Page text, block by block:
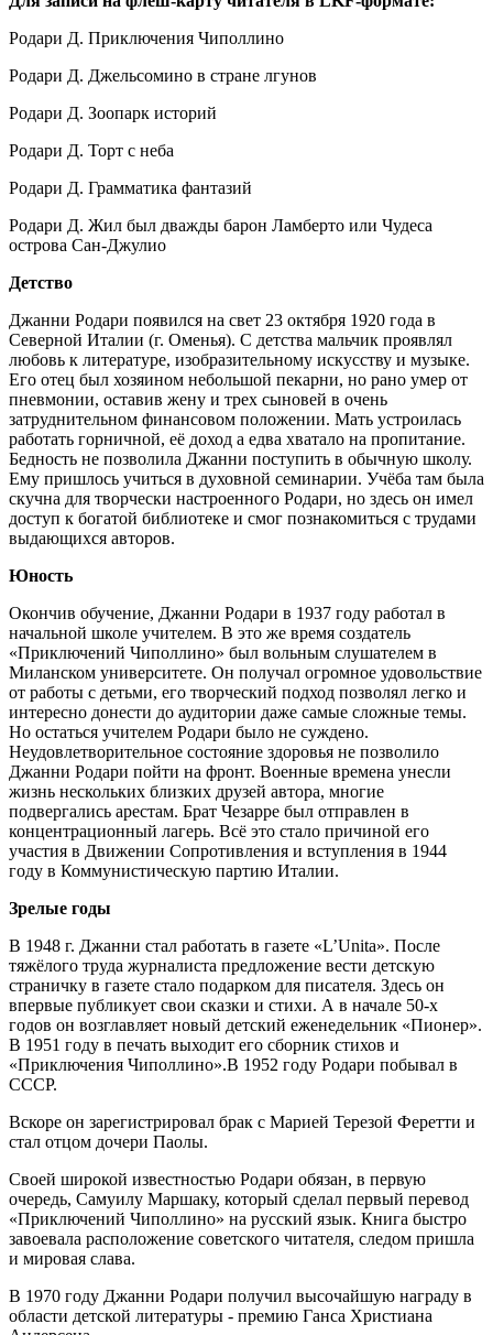
Родари Д. Приключения Чиполлино
Родари Д. Джельсомино в стране лгунов
Родари Д. Зоопарк историй
Родари Д. Торт с неба
Родари Д. Грамматика фантазий
Родари Д. Жил был дважды барон Ламберто или Чудеса
острова Сан-Джулио
Детство
Джанни Родари появился на свет 23 октября 1920 года в
Северной Италии (г. Оменья). С детства мальчик проявлял
любовь к литературе, изобразительному искусству и музыке.
Его отец был хозяином небольшой пекарни, но рано умер от
пневмонии, оставив жену и трех сыновей в очень
затруднительном финансовом положении. Мать устроилась
работать горничной, её доход а едва хватало на пропитание.
Бедность не позволила Джанни поступить в обычную школу.
Ему пришлось учиться в духовной семинарии. Учёба там была
скучна для творчески настроенного Родари, но здесь он имел
доступ к богатой библиотеке и смог познакомиться с трудами
выдающихся авторов.
Юность
Окончив обучение, Джанни Родари в 1937 году работал в
начальной школе учителем. В это же время создатель
«Приключений Чиполлино» был вольным слушателем в
Миланском университете. Он получал огромное удовольствие
от работы с детьми, его творческий подход позволял легко и
интересно донести до аудитории даже самые сложные темы.
Но остаться учителем Родари было не суждено.
Неудовлетворительное состояние здоровья не позволило
Джанни Родари пойти на фронт. Военные времена унесли
жизнь нескольких близких друзей автора, многие
подвергались арестам. Брат Чезарре был отправлен в
концентрационный лагерь. Всё это стало причиной его
участия в Движении Сопротивления и вступления в 1944
году в Коммунистическую партию Италии.
Зрелые годы
В 1948 г. Джанни стал работать в газете «L’Unita». После
тяжёлого труда журналиста предложение вести детскую
страничку в газете стало подарком для писателя. Здесь он
впервые публикует свои сказки и стихи. А в начале 50-х
годов он возглавляет новый детский еженедельник «Пионер».
В 1951 году в печать выходит его сборник стихов и
«Приключения Чиполлино».В 1952 году Родари побывал в
СССР.
Вскоре он зарегистрировал брак с Марией Терезой Феретти и
стал отцом дочери Паолы.
Своей широкой известностью Родари обязан, в первую
очередь, Самуилу Маршаку, который сделал первый перевод
«Приключений Чиполлино» на русский язык. Книга быстро
завоевала расположение советского читателя, следом пришла
и мировая слава.
В 1970 году Джанни Родари получил высочайшую награду в
области детской литературы - премию Ганса Христиана